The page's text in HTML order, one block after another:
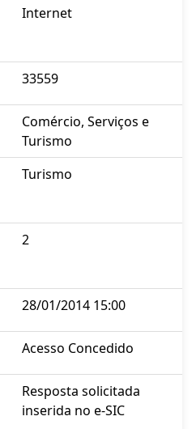
Internet
33559
Comércio, Serviços e
Turismo
Turismo
2
28/01/2014 15:00
Acesso Concedido
Resposta solicitada
inserida no e-SIC